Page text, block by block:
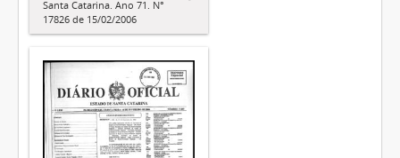
Santa Catarina. Ano 71. N°
17826 de 15/02/2006